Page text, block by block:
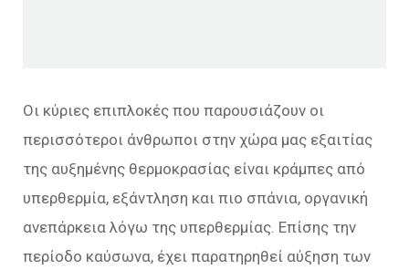
Οι κύριες επιπλοκές που παρουσιάζουν οι
περισσότεροι άνθρωποι στην χώρα μας εξαιτίας
της αυξημένης θερμοκρασίας είναι κράμπες από
υπερθερμία, εξάντληση και πιο σπάνια, οργανική
ανεπάρκεια λόγω της υπερθερμίας. Επίσης την
περίοδο καύσωνα, έχει παρατηρηθεί αύξηση των